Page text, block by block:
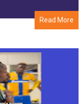
Read More